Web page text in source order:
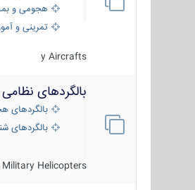
هجومی و
تمرینی و
y Aircrafts
بالگردهای نظامی
بالگردهای
بالگردهای
Military Helicopters